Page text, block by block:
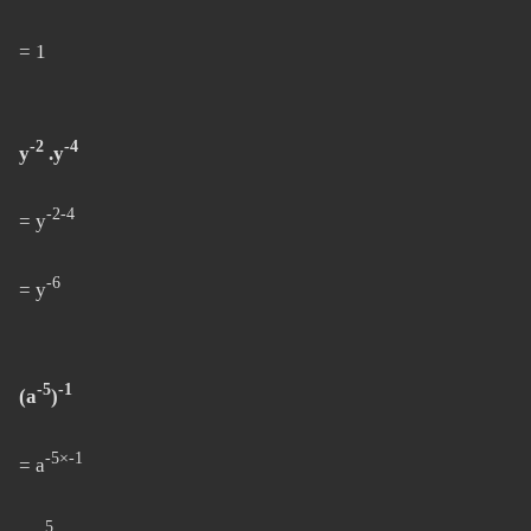
= 1
y-2.y-4
= y-2-4
= y-6
(a-5)-1
= a-5×-1
5